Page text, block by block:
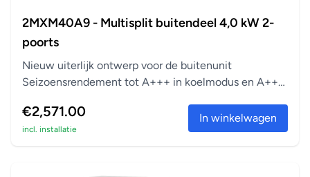
storende geuren te verwijderen om een betere, meer
zuivere lucht te leveren
Geurfilter van titaniumapatiet
Ontbindt storende geuren van bijvoorbeeld tabak en
Weektimer
De timer voor het verwarmen of koelen kan worden
2MXM40A9 - Multisplit buitendeel 4,0 kW 2-
poorts
Nieuw uiterlijk ontwerp voor de buitenunit
Seizoensrendement tot A+++ in koelmodus en A++
€2,571.00
incl. installatie
In winkelwagen